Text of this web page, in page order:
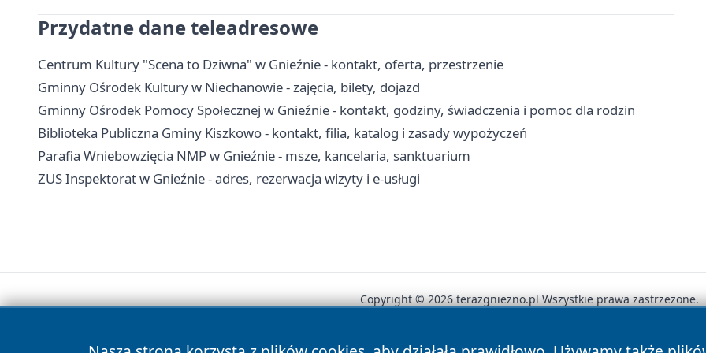
Przydatne dane teleadresowe
Centrum Kultury "Scena to Dziwna" w Gnieźnie - kontakt, oferta, przestrzenie
Gminny Ośrodek Kultury w Niechanowie - zajęcia, bilety, dojazd
Gminny Ośrodek Pomocy Społecznej w Gnieźnie - kontakt, godziny, świadczenia i pomoc dla rodzin
Biblioteka Publiczna Gminy Kiszkowo - kontakt, filia, katalog i zasady wypożyczeń
Parafia Wniebowzięcia NMP w Gnieźnie - msze, kancelaria, sanktuarium
ZUS Inspektorat w Gnieźnie - adres, rezerwacja wizyty i e-usługi
Copyright © 2026 terazgniezno.pl Wszystkie prawa zastrzeżone.